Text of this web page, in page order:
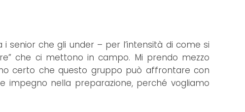
i senior che gli under – per l’intensità di come si
che ci mettono in campo. Mi prendo mezzo
certo che questo gruppo può affrontare con
impegno nella preparazione, perché vogliamo